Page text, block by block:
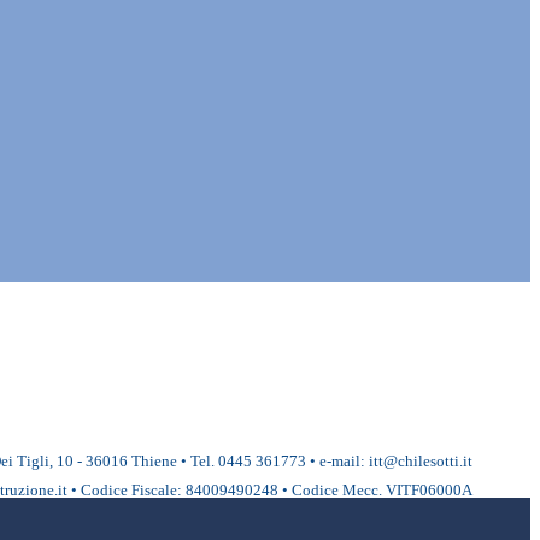
Tigli, 10 - 36016 Thiene • Tel. 0445 361773 • e-mail: itt@chilesotti.it
• Codice Fiscale: 84009490248 • Codice Mecc. VITF06000A